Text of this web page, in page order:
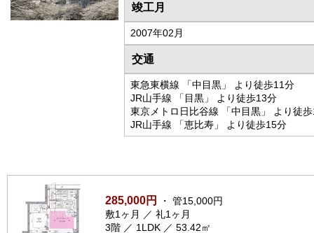
竣工月
2007年02月
交通
東急東横線 「中目黒」 より徒歩11分
JR山手線 「目黒」 より徒歩13分
東京メトロ日比谷線 「中目黒」 より徒
JR山手線 「恵比寿」 より徒歩15分
285,000円
・ 管15,000円
敷1ヶ月 ／ 礼1ヶ月
3階 ／ 1LDK ／ 53.42㎡